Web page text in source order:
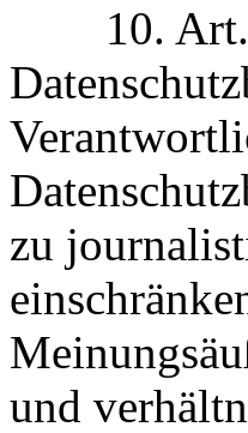
10. Art.
zu
und